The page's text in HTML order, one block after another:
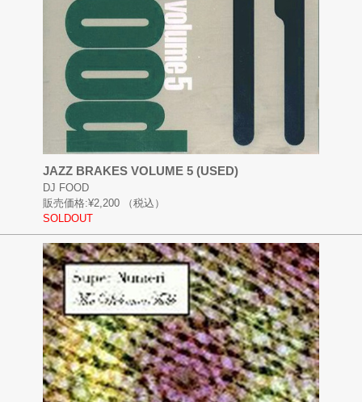
JAZZ BRAKES VOLUME 5 (USED)
DJ FOOD
販売価格:¥2,200
（税込）
SOLDOUT